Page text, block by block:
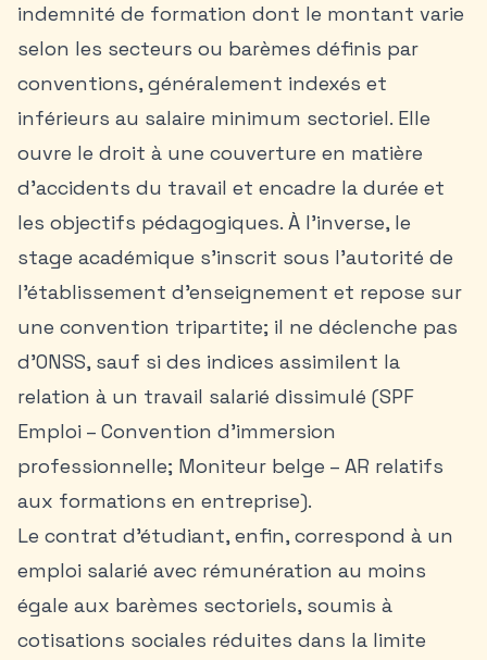
indemnité de formation dont le montant varie
selon les secteurs ou barèmes définis par
conventions, généralement indexés et
inférieurs au salaire minimum sectoriel. Elle
ouvre le droit à une couverture en matière
d’accidents du travail et encadre la durée et
les objectifs pédagogiques. À l’inverse, le
stage académique s’inscrit sous l’autorité de
l’établissement d’enseignement et repose sur
une convention tripartite; il ne déclenche pas
d’ONSS, sauf si des indices assimilent la
relation à un travail salarié dissimulé (SPF
Emploi – Convention d’immersion
professionnelle; Moniteur belge – AR relatifs
aux formations en entreprise).
Le contrat d’étudiant, enfin, correspond à un
emploi salarié avec rémunération au moins
égale aux barèmes sectoriels, soumis à
cotisations sociales réduites dans la limite